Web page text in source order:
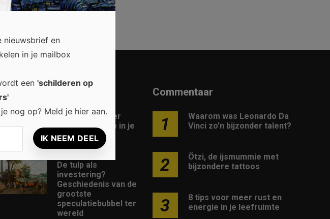
Popular
8 tips voor meer
rust en energie in je
leefruimte
De tulp als
investering?
Geschiedenis van de
grootste
speculatiebubbel ter
wereld
Commentaar
1
Waarom was Leonardo Da
Vinci zo’n bijzonder talent?
2
Ötzi, de ijsmummie met
bijzondere tattoos
3
8 tips voor meer rust en
energie in je leefruimte
nieuwsbrief en
in je mailbox
een 'schilderen op
nog op? Meld je hier aan.